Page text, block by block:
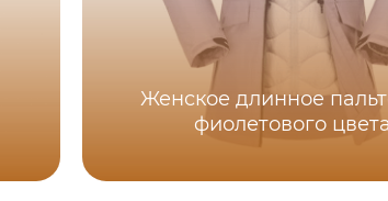
Женское длинное
фиолетового цвета